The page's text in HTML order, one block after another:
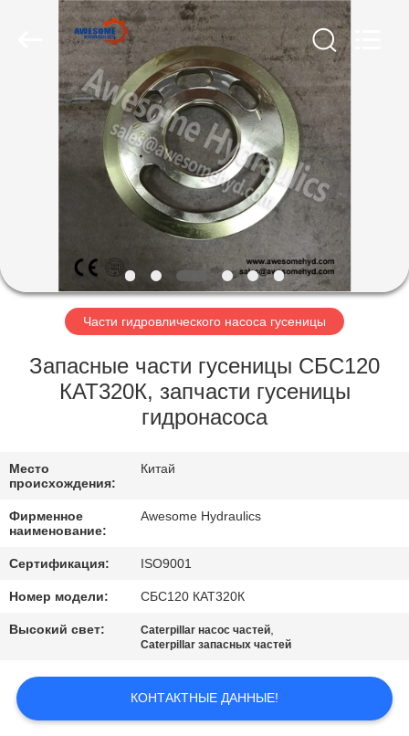
ДОМ
ПРОДУКТЫ
ПУТЕШЕСТВИЕ
ФАБРИКИ
ПРОВЕРКА
СВЯЖИТЕСЬ
МЫ
НОВОСТИ
СПРОСИТЕ
КАРТА
Части гидровлического насоса гусеницы
Запасные части гусеницы СБС120
КАТ320К, запчасти гусеницы
гидронасоса
Место
происхождения:
Китай
Фирменное
наименование:
Awesome Hydraulics
Сертификация: ISO9001
Номер модели: СБС120 КАТ320К
Высокий свет: Caterpillar насос частей,
Caterpillar запасных частей
КОНТАКТНЫЕ ДАННЫЕ!